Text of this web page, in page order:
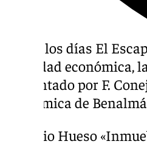
Todos los días El
actividad económica,
Presentado por F.
económica de
Antonio Hueso